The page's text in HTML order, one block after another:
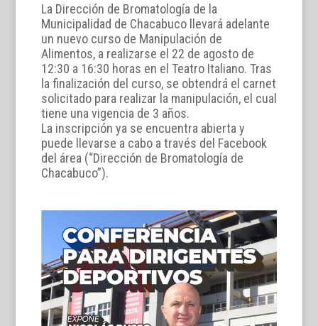
La Dirección de Bromatología de la
Municipalidad de Chacabuco llevará adelante
un nuevo curso de Manipulación de
Alimentos, a realizarse el 22 de agosto de
12:30 a 16:30 horas en el Teatro Italiano. Tras
la finalización del curso, se obtendrá el carnet
solicitado para realizar la manipulación, el cual
tiene una vigencia de 3 años.
La inscripción ya se encuentra abierta y
puede llevarse a cabo a través del Facebook
del área (“Dirección de Bromatología de
Chacabuco”).